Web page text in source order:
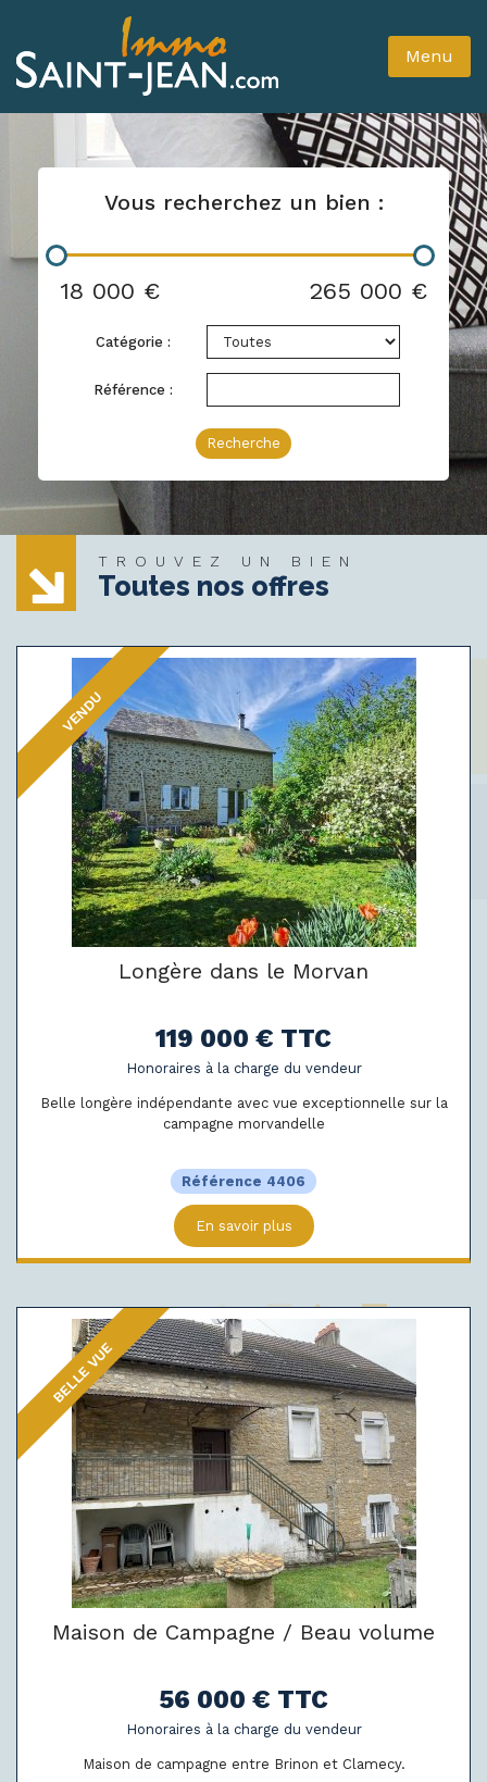
Menu
Vous recherchez un bien :
18 000 € 265 000 €
Catégorie :
Référence :
Recherche
TROUVEZ UN BIEN
Toutes nos offres
VENDU
Longère dans le Morvan
119 000 € TTC
Honoraires à la charge du vendeur
Belle longère indépendante avec vue exceptionnelle sur la
campagne morvandelle
Référence 4406
En savoir plus
BELLE VUE
Maison de Campagne / Beau volume
56 000 € TTC
Honoraires à la charge du vendeur
Maison de campagne entre Brinon et Clamecy.